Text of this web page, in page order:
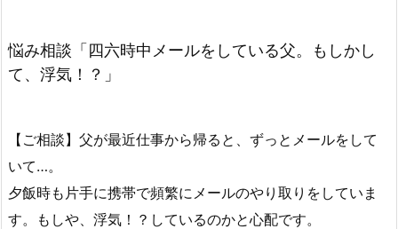
悩み相談「四六時中メールをしている父。もしかし
て、浮気！？」
【ご相談】父が最近仕事から帰ると、ずっとメールをして
いて…。
夕飯時も片手に携帯で頻繁にメールのやり取りをしていま
す。もしや、浮気！？しているのかと心配です。